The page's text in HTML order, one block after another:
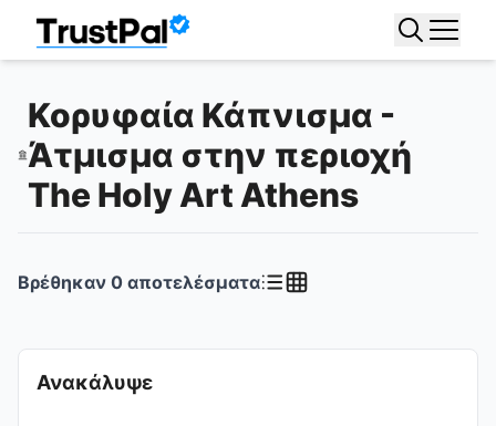
Κορυφαία Κάπνισμα -
Άτμισμα στην περιοχή
The Holy Art Athens
Ανακάλυψε
Βρέθηκαν 0 αποτελέσματα